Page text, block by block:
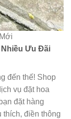
Nhiều Ưu Đãi
đến thế! Shop
vụ đặt hoa
đặt hàng
thích, điền thông